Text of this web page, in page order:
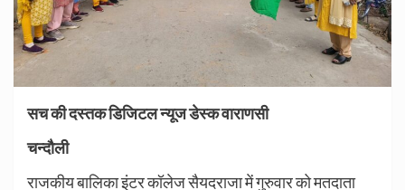
सच की दस्तक डिजिटल न्यूज डेस्क वाराणसी
चन्दौली
राजकीय बालिका इंटर कॉलेज सैयदराजा में गुरुवार को मतदाता